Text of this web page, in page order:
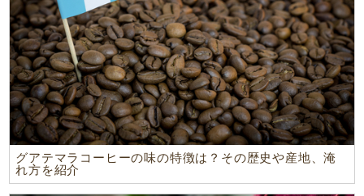
グアテマラコーヒーの味の特徴は？その歴史や産地、淹
れ方を紹介